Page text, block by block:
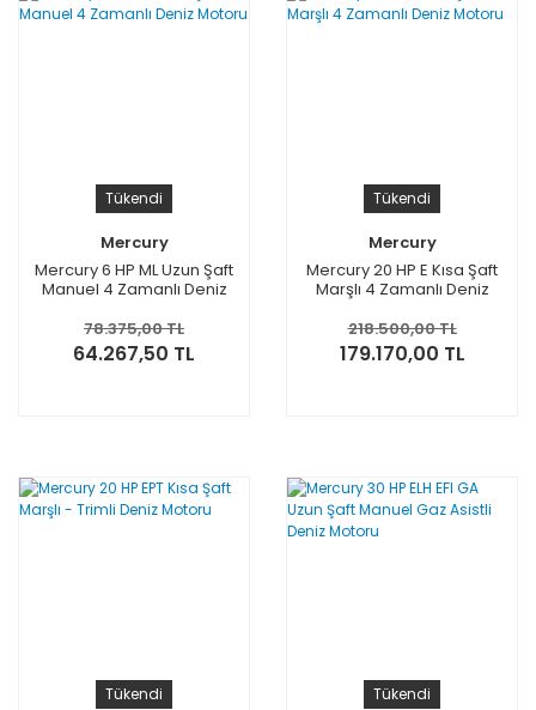
Tükendi
Mercury
Mercury 6 HP ML Uzun Şaft
Manuel 4 Zamanlı Deniz
78.375,00 TL
64.267,50 TL
Tükendi
Mercury
Mercury 20 HP E Kısa Şaft
Marşlı 4 Zamanlı Deniz
218.500,00 TL
179.170,00 TL
Tükendi Tükendi